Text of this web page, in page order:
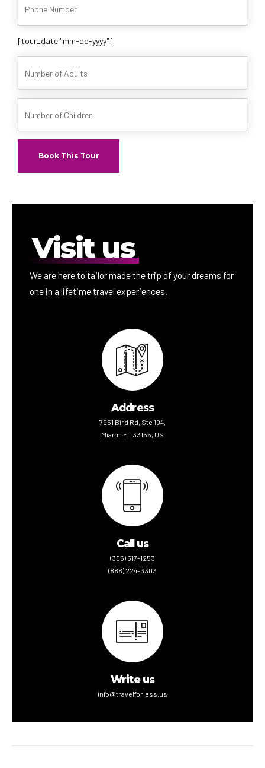
[tour_date "mm-dd-yyyy"]
Visit us
We are here to tailor made the trip of your dreams for
one in a lifetime travel experiences.
Address
7951 Bird Rd, Ste 104,
Miami, FL 33155, US
Call us
(305) 517-1253
(888) 224-3303
Write us
info@travelforless.us